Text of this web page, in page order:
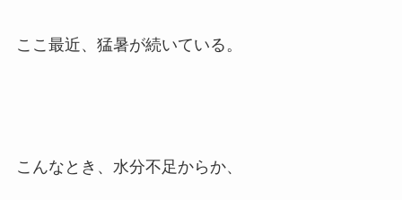
ここ最近、猛暑が続いている。
こんなとき、水分不足からか、